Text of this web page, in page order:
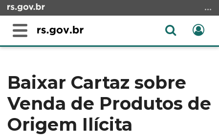
para
conteúdo
menu
para
busca
Alterna
Abrir
conteúdo
Baixar Cartaz sobre
Venda de Produtos de
Origem Ilícita